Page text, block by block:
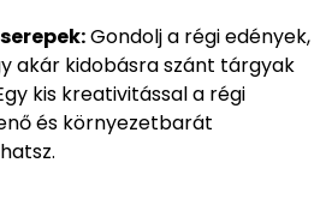
Gondolj a régi edények,
akár kidobásra szánt tárgyak
kis kreativitással a régi
és környezetbarát